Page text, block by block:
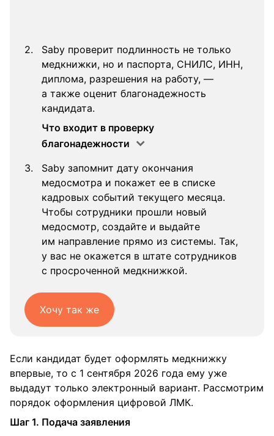
Saby проверит подлинность не только
медкнижки, но и паспорта, СНИЛС, ИНН,
диплома, разрешения на работу, —
а также оценит благонадежность
кандидата.
Что входит в проверку
благонадежности

Saby запомнит дату окончания
медосмотра и покажет ее в списке
кадровых событий текущего месяца.
Чтобы сотрудники прошли новый
медосмотр, создайте и выдайте
им направление прямо из системы. Так,
у вас не окажется в штате сотрудников
с просроченной медкнижкой.
Хочу так же
Если кандидат будет оформлять медкнижку
впервые, то с 1 сентября 2026 года ему уже
выдадут только электронный вариант. Рассмотрим
порядок оформления цифровой ЛМК.
Шаг 1. Подача заявления